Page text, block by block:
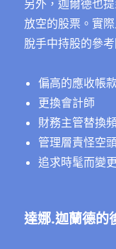
另外，迦爾德也
放空的股票。實
脫手中持股的參
偏高的應收帳款
更換會計師
財務主管替換
管理層責怪空
追求時髦而變
達娜.迦蘭德的